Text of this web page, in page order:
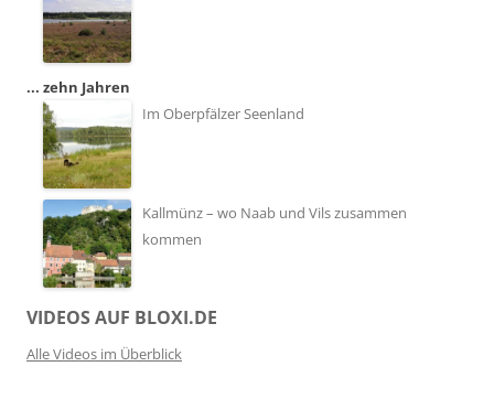
... zehn Jahren
Im Oberpfälzer Seenland
Kallmünz – wo Naab und Vils zusammen
kommen
VIDEOS AUF BLOXI.DE
Alle Videos im Überblick